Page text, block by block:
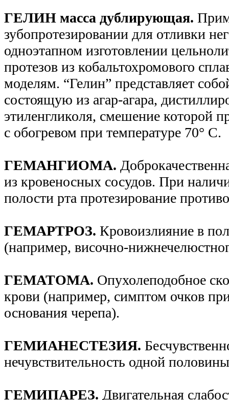
ГЕЛИН масса дублирующая.
зубопротезировании для отливки
одноэтапном изготовлении
протезов из кобальтохромового
моделям. “Гелин” представляет
состоящую из агар-агара,
этиленгликоля, смешение которой
с обогревом при температуре 70° С.
ГЕМАНГИОМА.
из кровеносных сосудов. При
полости рта протезирование
ГЕМАРТРОЗ. Кровоизлияние в
(например, височно-
ГЕМАТОМА. Опухолеподобное
крови (например, симптом очков
основания черепа).
ГЕМИАНЕСТЕЗИЯ.
нечувствительность одной
ГЕМИПАРЕЗ. Двигательная